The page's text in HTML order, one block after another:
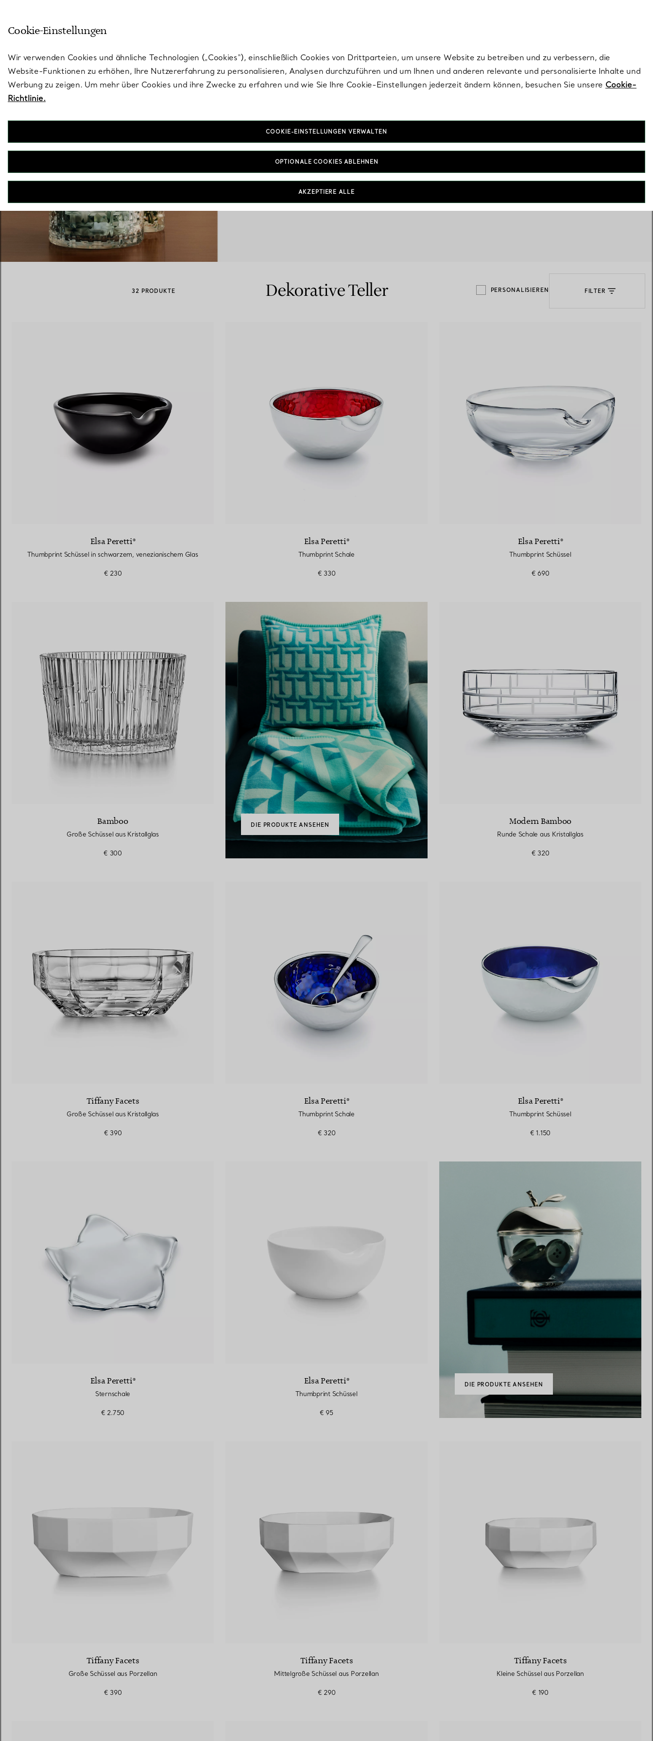
Eheringe für Damen
mit einem Tiffany-Diamantenexperten.
Deko
32 PRODUKTE Dekorative Teller PERSONALISIEREN FILTER
Elsa Peretti®
Thumbprint Schüssel in schwarzem, venezianischem Glas
€ 230
Elsa Peretti®
Thumbprint Schale
€ 330
Elsa Peretti®
Thumbprint Schüssel
€ 690
Bamboo
Große Schüssel aus Kristallglas
€ 300
DIE PRODUKTE ANSEHEN Modern Bamboo
Runde Schale aus Kristallglas
€ 320
Tiffany Facets
Große Schüssel aus Kristallglas
€ 390
Elsa Peretti®
Thumbprint Schale
€ 320
Elsa Peretti®
Thumbprint Schüssel
€ 1.150
Elsa Peretti®
Sternschale
€ 2.750
Elsa Peretti®
Thumbprint Schüssel
€ 95
DIE PRODUKTE ANSEHEN
Tiffany Facets
Große Schüssel aus Porzellan
€ 390
Tiffany Facets
Mittelgroße Schüssel aus Porzellan
€ 290
Tiffany Facets
Kleine Schüssel aus Porzellan
€ 190
Cookie-Einstellungen
Wir verwenden Cookies und ähnliche Technologien („Cookies“), einschließlich Cookies von Drittparteien, um unsere Website zu betreiben und zu verbessern, die
Website-Funktionen zu erhöhen, Ihre Nutzererfahrung zu personalisieren, Analysen durchzuführen und um Ihnen und anderen relevante und personalisierte Inhalte und
Werbung zu zeigen. Um mehr über Cookies und ihre Zwecke zu erfahren und wie Sie Ihre Cookie-Einstellungen jederzeit ändern können, besuchen Sie unsere Cookie-
Richtlinie.
COOKIE-EINSTELLUNGEN VERWALTEN
OPTIONALE COOKIES ABLEHNEN
AKZEPTIERE ALLE